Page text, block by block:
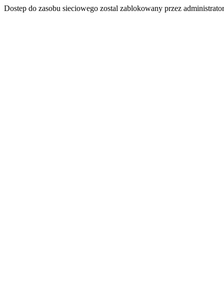
Dostep do zasobu sieciowego zostal zablokowany przez